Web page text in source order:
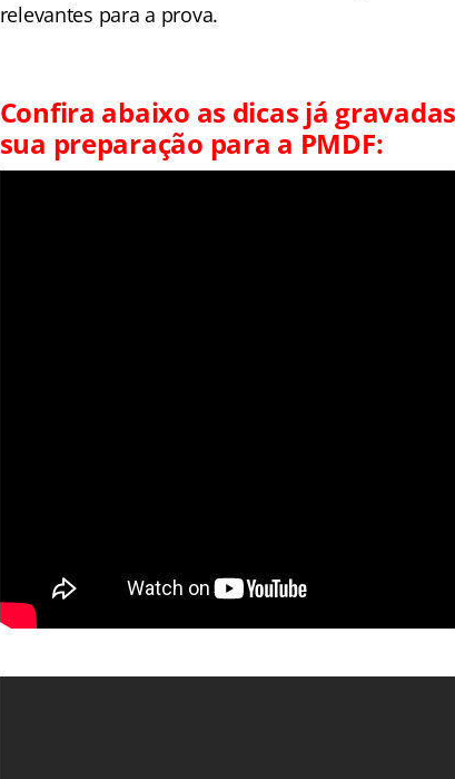
relevantes para a prova.
Confira abaixo as dicas já
sua preparação para a PMDF: